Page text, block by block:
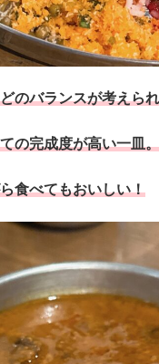
のバランスが考えら
の完成度が高い一皿。
食べてもおいしい！